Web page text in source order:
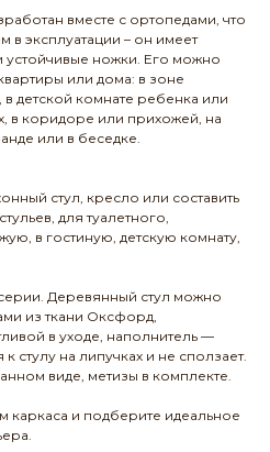
вместе с ортопедами, что
в эксплуатации – он имеет
ножки. Его можно
или дома: в зоне
детской комнате ребенка или
в коридоре или прихожей, на
или в беседке.
стул, кресло или составить
для туалетного,
в гостиную, детскую комнату,
Деревянный стул можно
из ткани Оксфорд,
в уходе, наполнитель —
стулу на липучках и не сползает.
виде, метизы в комплекте.
каркаса и подберите идеальное